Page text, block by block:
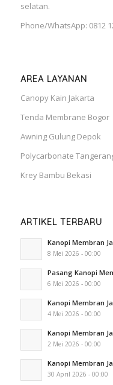
selatan.
Phone/WhatsApp: 0812
AREA LAYANAN
Canopy Kain Jakarta
Tenda Membrane Bogor
Awning Gulung Depok
Polycarbonate
Krey Bambu Bekasi
ARTIKEL TERBARU
Kanopi Membran
8 Mei 2026 - 00:00
Pasang Kanopi
6 Mei 2026 - 00:00
Kanopi Membran
4 Mei 2026 - 00:00
Kanopi Membran
2 Mei 2026 - 00:00
Kanopi Membran
30 April 2026 - 00:00